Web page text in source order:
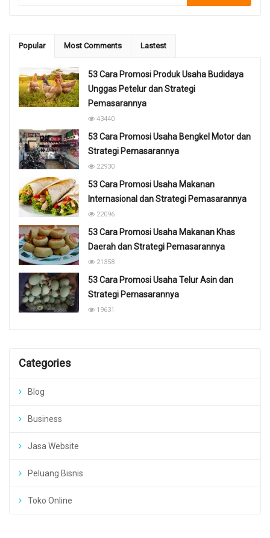
Popular Most Comments Lastest
53 Cara Promosi Produk Usaha Budidaya
Unggas Petelur dan Strategi
Pemasarannya
43440
53 Cara Promosi Usaha Bengkel Motor dan
Strategi Pemasarannya
22930
53 Cara Promosi Usaha Makanan
Internasional dan Strategi Pemasarannya
22096
53 Cara Promosi Usaha Makanan Khas
Daerah dan Strategi Pemasarannya
21358
53 Cara Promosi Usaha Telur Asin dan
Strategi Pemasarannya
19631
Categories
Blog
Business
Jasa Website
Peluang Bisnis
Toko Online